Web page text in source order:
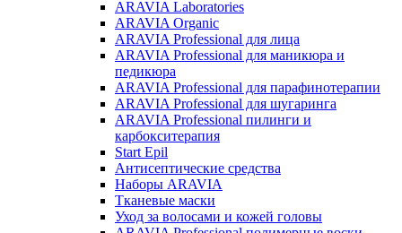
ARAVIA Laboratories
ARAVIA Organic
ARAVIA Professional для лица
ARAVIA Professional для маникюра и
педикюра
ARAVIA Professional для парафинотерапии
ARAVIA Professional для шугаринга
ARAVIA Professional пилинги и
карбокситерапия
Start Epil
Антисептические средства
Наборы ARAVIA
Тканевые маски
Уход за волосами и кожей головы